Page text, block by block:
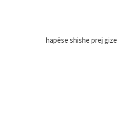
hapëse shishe prej gize